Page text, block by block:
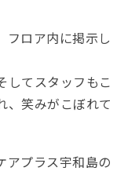
フロア内に掲示し
してスタッフもこ
、笑みがこぼれて
アプラス宇和島の